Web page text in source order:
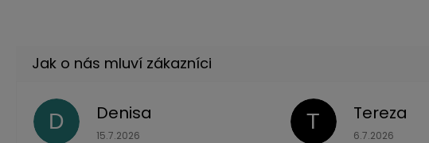
D Denisa
Hodnocení obchodu je 5 z 5 hvězdiček.
15.7.2026
T Tereza
Hodnocení
6.7.2026